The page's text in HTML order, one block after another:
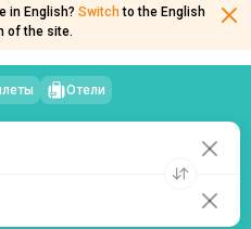
in English? Switch to the English
of the site.Отели